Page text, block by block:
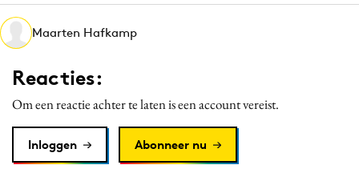
Maarten Hafkamp
Reacties:
Om een reactie achter te laten is een account vereist.
Inloggen Abonneer nu